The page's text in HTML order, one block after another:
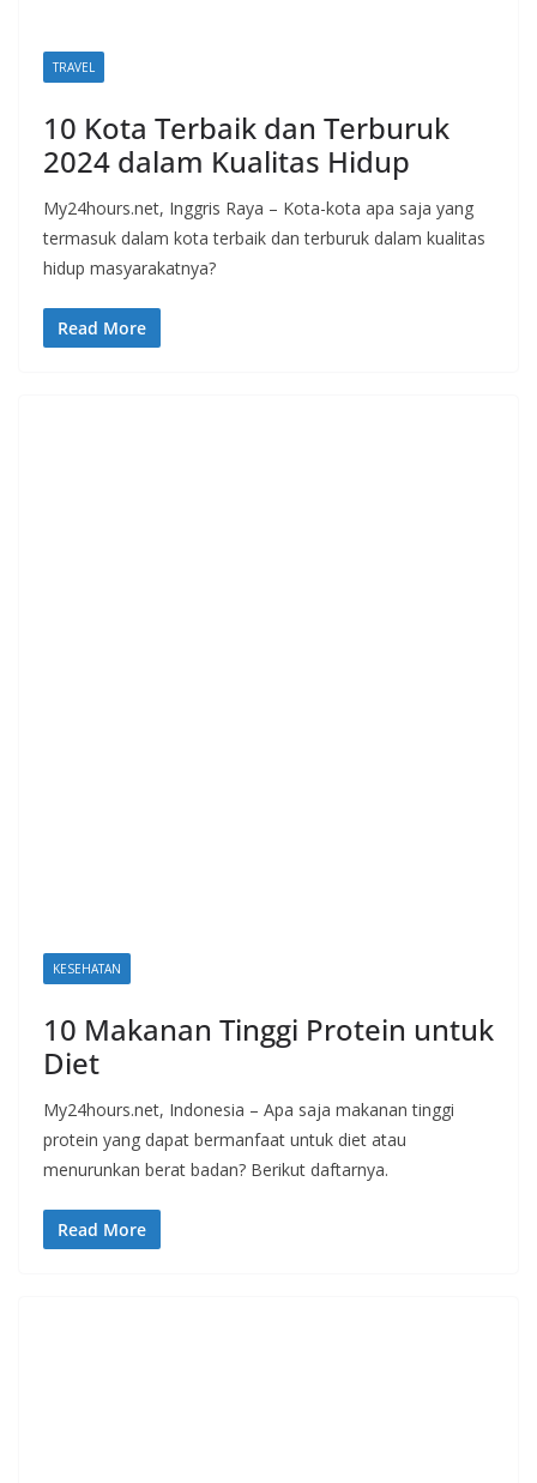
TRAVEL
10 Kota Terbaik dan Terburuk
2024 dalam Kualitas Hidup
My24hours.net, Inggris Raya – Kota-kota apa saja yang
termasuk dalam kota terbaik dan terburuk dalam kualitas
hidup masyarakatnya?
Read More
KESEHATAN
10 Makanan Tinggi Protein untuk
Diet
My24hours.net, Indonesia – Apa saja makanan tinggi
protein yang dapat bermanfaat untuk diet atau
menurunkan berat badan? Berikut daftarnya.
Read More